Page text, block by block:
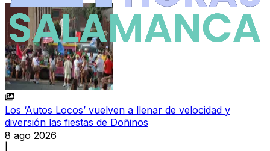
Los ‘Autos Locos’ vuelven a llenar de velocidad y
diversión las fiestas de Doñinos
8 ago 2026